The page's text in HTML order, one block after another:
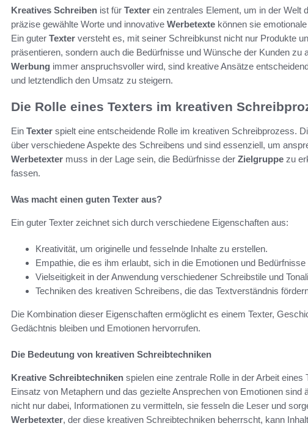
Kreatives Schreiben ist für Texter ein zentrales Element, um in der Welt
präzise gewählte Worte und innovative Werbetexte können sie
Ein guter Texter versteht es, mit seiner Schreibkunst nicht nur Produkte
präsentieren, sondern auch die Bedürfnisse und Wünsche der Kunden zu
Werbung immer anspruchsvoller wird, sind kreative Ansätze
und letztendlich den Umsatz zu steigern.
Die Rolle eines Texters im kreativen
Ein Texter spielt eine entscheidende Rolle im kreativen Schreibprozess.
über verschiedene Aspekte des Schreibens und sind essenziell, um
Werbetexter muss in der Lage sein, die Bedürfnisse der Zielgruppe zu
fassen.
Was macht einen guten Texter aus?
Ein guter Texter zeichnet sich durch verschiedene Eigenschaften aus:
Kreativität, um originelle und fesselnde Inhalte zu erstellen.
Empathie, die es ihm erlaubt, sich in die Emotionen und
Vielseitigkeit in der Anwendung verschiedener Schreibstile und
Techniken des kreativen Schreibens, die das Textverständnis
Die Kombination dieser Eigenschaften ermöglicht es einem Texter,
Gedächtnis bleiben und Emotionen hervorrufen.
Die Bedeutung von kreativen Schreibtechniken
Kreative Schreibtechniken spielen eine zentrale Rolle in der Arbeit
Einsatz von Metaphern und das gezielte Ansprechen von Emotionen
nicht nur dabei, Informationen zu vermitteln, sie fesseln die Leser und
Werbetexter, der diese kreativen Schreibtechniken beherrscht, kann